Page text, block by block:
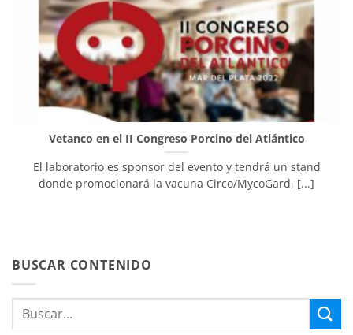
Vetanco en el II Congreso Porcino del Atlántico
El laboratorio es sponsor del evento y tendrá un stand
donde promocionará la vacuna Circo/MycoGard, [...]
BUSCAR CONTENIDO